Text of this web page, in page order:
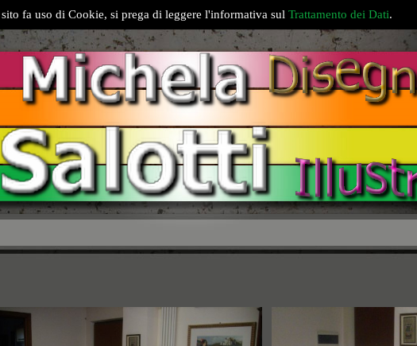
sito fa uso di Cookie, si prega di leggere l'informativa sul Trattamento dei Dati.